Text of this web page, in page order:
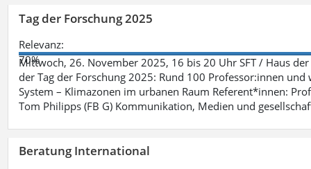
Tag der Forschung 2025
Relevanz:
70%
Mittwoch, 26. November 2025, 16 bis 20 Uhr SFT / Haus
der Tag der Forschung 2025: Rund 100 Professor:innen
System – Klimazonen im urbanen Raum Referent*innen:
Tom Philipps (FB G) Kommunikation, Medien und
Beratung International